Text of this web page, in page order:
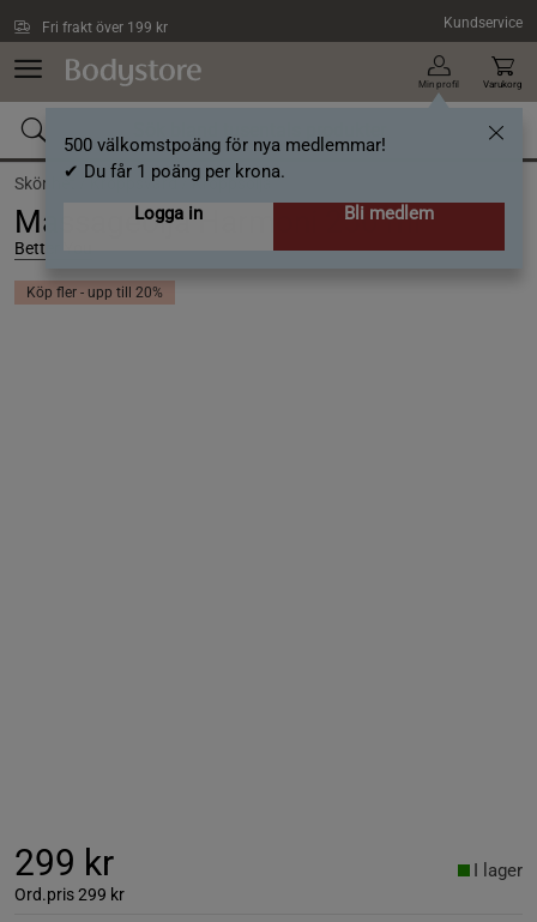
Fri frakt över 199 kr Kundservice
Min profil
500 välkomstpoäng för nya medlemmar!
✔ Du får 1 poäng per krona.
Logga in
Bli medlem
Varukorg
Skönhet /Kroppsvård /Kroppsolja
Massageolja Harmoni 250 ml
Better You
Köp fler - upp till 20%
299 kr
Ord.pris299 kr
I lager